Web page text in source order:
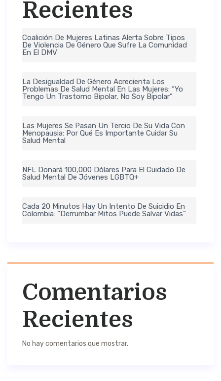
Recientes
Coalición De Mujeres Latinas Alerta Sobre Tipos
De Violencia De Género Que Sufre La Comunidad
En El DMV
La Desigualdad De Género Acrecienta Los
Problemas De Salud Mental En Las Mujeres: “Yo
Tengo Un Trastorno Bipolar, No Soy Bipolar”
Las Mujeres Se Pasan Un Tercio De Su Vida Con
Menopausia: Por Qué Es Importante Cuidar Su
Salud Mental
NFL Donará 100,000 Dólares Para El Cuidado De
Salud Mental De Jóvenes LGBTQ+
Cada 20 Minutos Hay Un Intento De Suicidio En
Colombia: “Derrumbar Mitos Puede Salvar Vidas”
Comentarios
Recientes
No hay comentarios que mostrar.